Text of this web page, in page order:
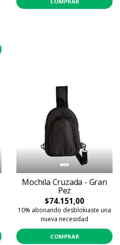
Mochila Cruzada - Gran
Pez
$74.151,00
10% abonando desblokiaste una
nueva necesidad
COMPRAR